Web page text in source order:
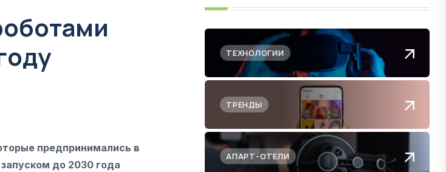
предпринимались в
до 2030 года
ТЕХНОЛОГИИ
ТРЕНДЫ
АПАРТ-ОТЕЛИ